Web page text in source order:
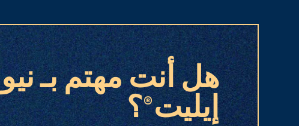
هل أنت مهتم بـ نيو
إيليت®؟